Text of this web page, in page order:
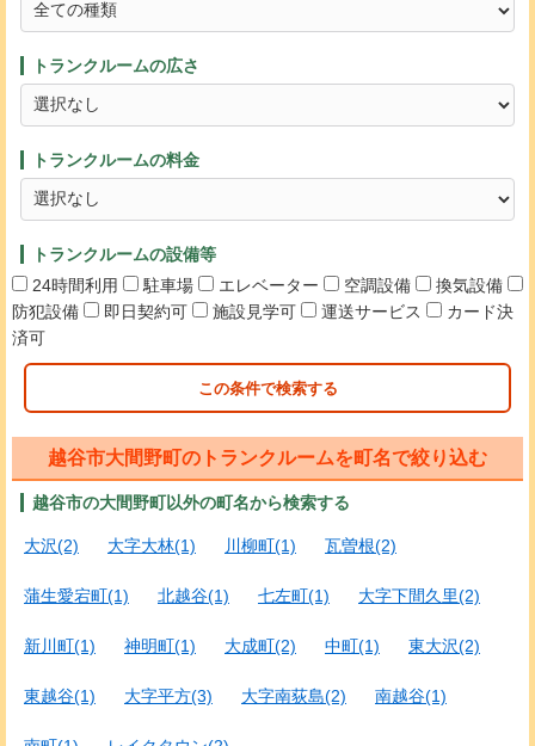
トランクルームの広さ
トランクルームの料金
トランクルームの設備等
24時間利用
駐車場 エレベーター 空調設備
換気設備
防犯設備
即日契約可 施設見学可 運送サービス
カード決
済可
この条件で検索する
越谷市大間野町のトランクルームを町名で絞り込む
越谷市の大間野町以外の町名から検索する
大沢(2) 大字大林(1) 川柳町(1) 瓦曽根(2)
蒲生愛宕町(1) 北越谷(1) 七左町(1) 大字下間久里(2)
新川町(1) 神明町(1) 大成町(2) 中町(1) 東大沢(2)
東越谷(1) 大字平方(3) 大字南荻島(2) 南越谷(1)